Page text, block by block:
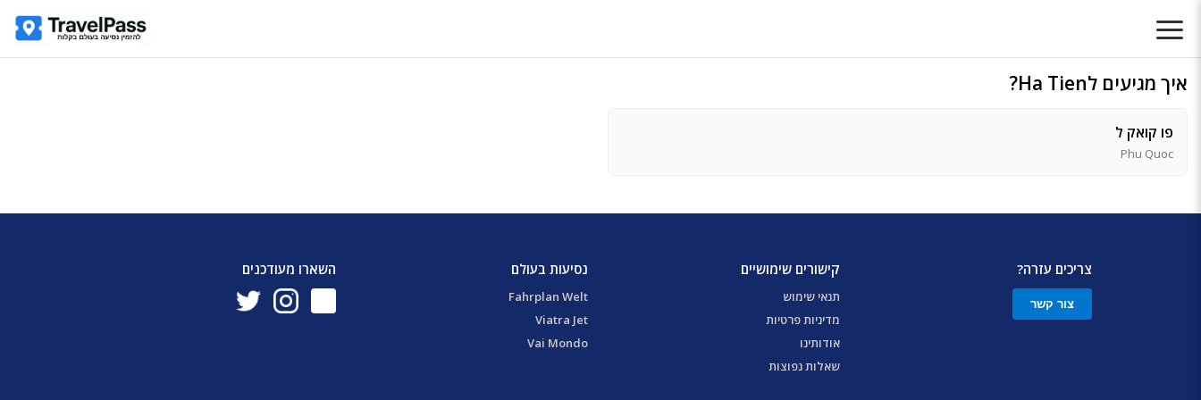
איך מגיעים לHa Tien?
פו קואק ל
Phu Quoc
צריכים עזרה?
צור קשר
קישורים שימושיים
תנאי שימוש
מדיניות פרטיות
אודותינו
שאלות נפוצות
נסיעות בעולם
Fahrplan Welt
Viatra Jet
Vai Mondo
השארו מעודכנים